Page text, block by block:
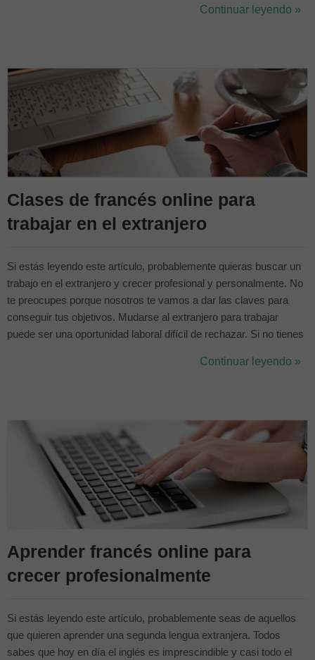
una entrevista de trabajo en inglés y tienes que estar lo más
Continuar leyendo »
Clases de francés online para
trabajar en el extranjero
Si estás leyendo este artículo, probablemente quieras buscar un
trabajo en el extranjero y crecer profesional y personalmente. No
te preocupes porque nosotros te vamos a dar las claves para
conseguir tus objetivos. Mudarse al extranjero para trabajar
puede ser una oportunidad laboral difícil de rechazar. Si no tienes
lugar para siempre, ahora es el momento perfecto para
Continuar leyendo »
Aprender francés online para
crecer profesionalmente
Si estás leyendo este artículo, probablemente seas de aquellos
que quieren aprender una segunda lengua extranjera. Todos
sabes que hoy en día el inglés es imprescindible y casi todo el